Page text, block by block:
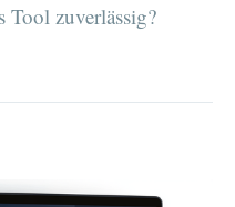
Tool zuverlässig?